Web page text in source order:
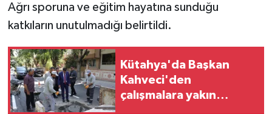
Ağrı sporuna ve eğitim hayatına sunduğu
katkıların unutulmadığı belirtildi.
Kütahya'da Başkan
Kahveci'den
çalışmalara yakın